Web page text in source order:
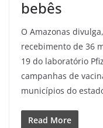
bebês
O Amazonas
recebimento de 36
19 do laboratório
campanhas de
municípios do
Read More